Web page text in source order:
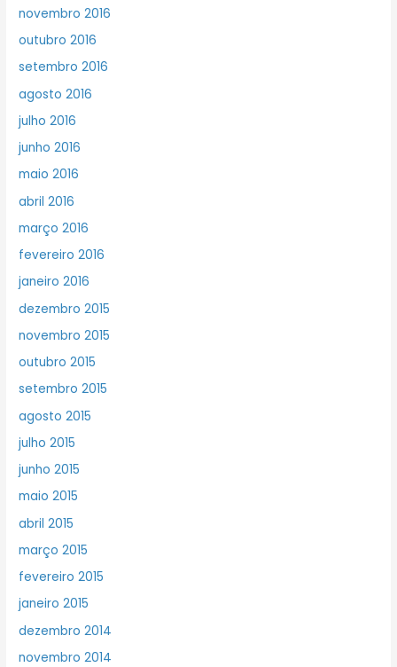
novembro 2016
outubro 2016
setembro 2016
agosto 2016
julho 2016
junho 2016
maio 2016
abril 2016
março 2016
fevereiro 2016
janeiro 2016
dezembro 2015
novembro 2015
outubro 2015
setembro 2015
agosto 2015
julho 2015
junho 2015
maio 2015
abril 2015
março 2015
fevereiro 2015
janeiro 2015
dezembro 2014
novembro 2014